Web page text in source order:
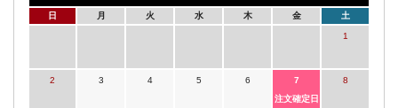
日 月 火 水 木 金 土
1
2 3 4 5 6
7
注文確定日
8